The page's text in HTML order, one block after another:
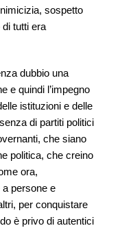
sospetto
tutti era
dubbio una
e quindi l’impegno
istituzioni e delle
di partiti politici
che siano
politica, che creino
ora,
persone e
per conquistare
è privo di autentici